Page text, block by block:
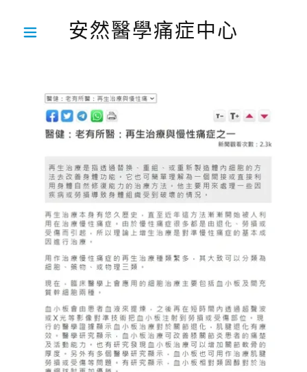
安然醫學痛症中心